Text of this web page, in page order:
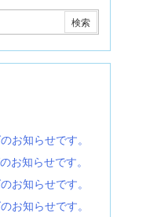
お知らせです。
お知らせです。
お知らせです。
お知らせです。